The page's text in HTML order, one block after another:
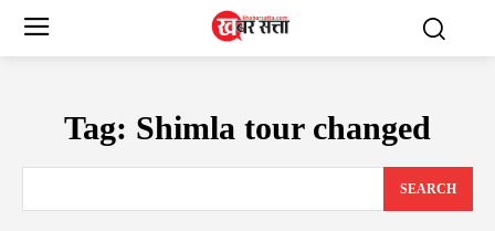
Tag: Shimla tour changed
SEARCH